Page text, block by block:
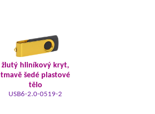
žlutý hliníkový kryt,
tmavě šedé plastové
tělo
USB6-2.0-0519-2